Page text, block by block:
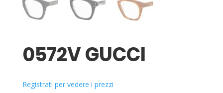
0572V GUCCI
Registrati per vedere i prezzi